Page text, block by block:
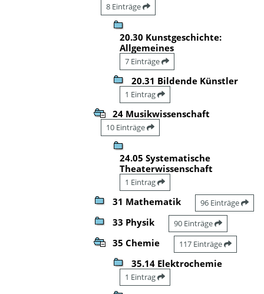
8 Einträge
20.30 Kunstgeschichte:
Allgemeines
7 Einträge
20.31 Bildende Künstler
1 Eintrag
24 Musikwissenschaft
10 Einträge
24.05 Systematische
Theaterwissenschaft
1 Eintrag
31 Mathematik 96 Einträge
33 Physik 90 Einträge
35 Chemie 117 Einträge
35.14 Elektrochemie
1 Eintrag